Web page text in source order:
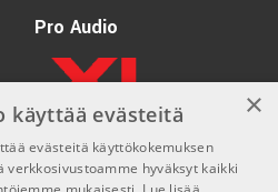
Pro Audio
×
käyttää evästeitä
evästeitä käyttökokemuksen
hyväksyt kaikki